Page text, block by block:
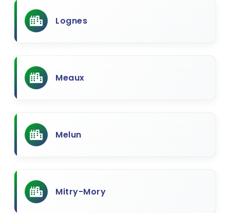
Lognes
Meaux
Melun
Mitry-Mory